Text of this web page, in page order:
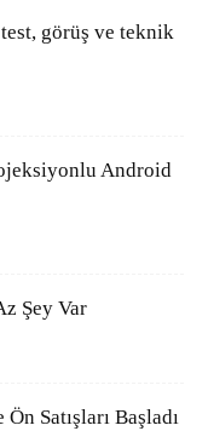
görüş ve teknik
Android
Şey Var
Satışları Başladı